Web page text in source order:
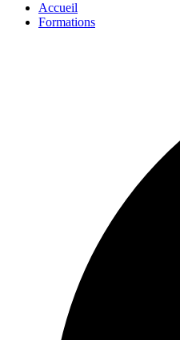
Accueil
Formations